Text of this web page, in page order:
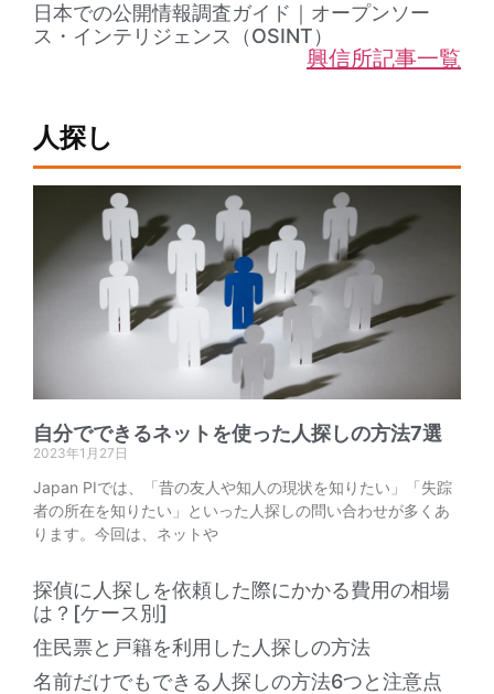
日本での公開情報調査ガイド｜オープンソー
ス・インテリジェンス（OSINT）
興信所記事一覧
人探し
自分でできるネットを使った人探しの方法7選
2023年1月27日
Japan PIでは、「昔の友人や知人の現状を知りたい」「失踪
者の所在を知りたい」といった人探しの問い合わせが多くあ
ります。今回は、ネットや
探偵に人探しを依頼した際にかかる費用の相場
は？[ケース別]
住民票と戸籍を利用した人探しの方法
名前だけでもできる人探しの方法6つと注意点